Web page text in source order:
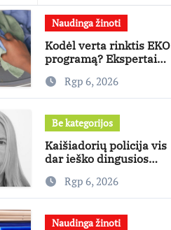
Naudinga žinoti
Kodėl verta rinktis EKO
programą? Ekspertai
mitusRgp 6, 2026
Be kategorijos
Kaišiadorių policija vis
dar ieško dingusios
Rgp 6, 2026
Naudinga žinoti